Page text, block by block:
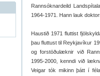
Rannsóknardeild
1964-1971. Hann lauk
Haustið 1971 fluttist
þau fluttust til Reykjavíkur
og forstöðulæknir við
1995-2000, kenndi við
Veigar tók mikinn þátt í